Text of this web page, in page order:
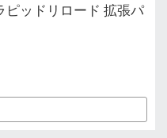
ピッドリロード 拡張パ